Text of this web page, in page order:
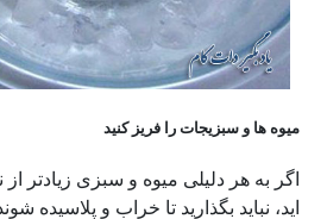
میوه ها و سبزیجات را فریز کنید
اگر به هر دلیلی میوه و سبزی زیادتر
اید، نباید بگذارید تا خراب و پلاسیده